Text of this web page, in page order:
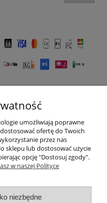
dostawa
umożliwiają poprawne
ofertę do Twoich
przez nas
sklepu lub dostosować użycie
opcję "Dostosuj zgody".
w naszej Polityce
niezbędne